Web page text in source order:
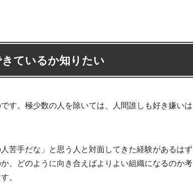
ているか知りたい
す。極少数の人を除いては、人間誰しも好き嫌いは
苦手だな」と思う人と対面してきた経験があるはず
、どのように向き合えばよりよい組織になるのか考
。